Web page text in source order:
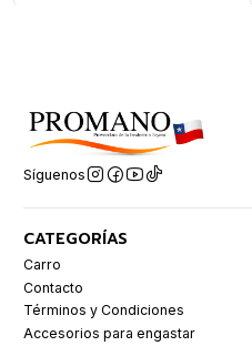
Síguenos
CATEGORÍAS
Carro
Contacto
Términos y Condiciones
Accesorios para engastar